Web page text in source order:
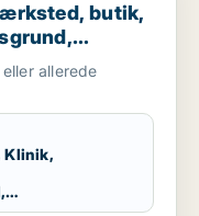
butik,
til salg i
allerede
Klinik,